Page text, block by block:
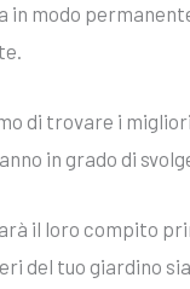
in modo
di trovare i migliori
in grado di
il loro compito
del tuo giardino